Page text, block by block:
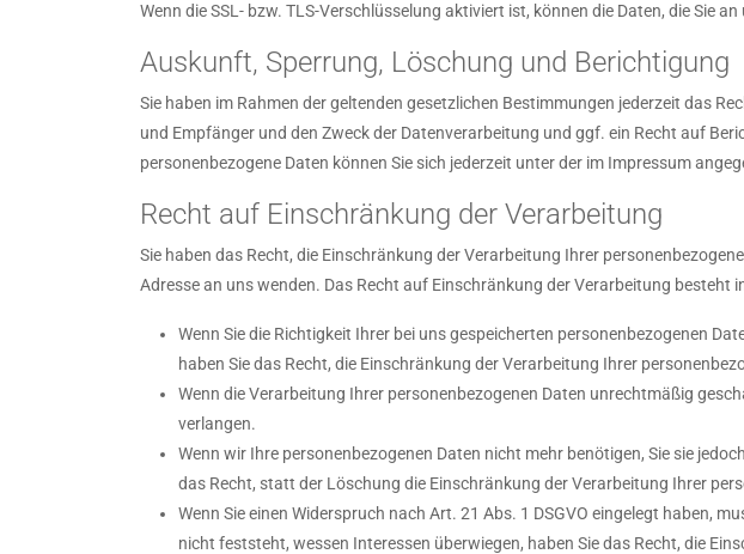
Wenn die SSL- bzw. TLS-Verschlüsselung aktiviert ist, können die Daten, die Sie
Auskunft, Sperrung, Löschung und Berichtigung
Sie haben im Rahmen der geltenden gesetzlichen Bestimmungen jederzeit das
und Empfänger und den Zweck der Datenverarbeitung und ggf. ein Recht auf
personenbezogene Daten können Sie sich jederzeit unter der im Impressum
Recht auf Einschränkung der Verarbeitung
Sie haben das Recht, die Einschränkung der Verarbeitung Ihrer
Adresse an uns wenden. Das Recht auf Einschränkung der Verarbeitung besteht
Wenn Sie die Richtigkeit Ihrer bei uns gespeicherten personenbezogenen
haben Sie das Recht, die Einschränkung der Verarbeitung Ihrer
Wenn die Verarbeitung Ihrer personenbezogenen Daten unrechtmäßig
verlangen.
Wenn wir Ihre personenbezogenen Daten nicht mehr benötigen, Sie sie
das Recht, statt der Löschung die Einschränkung der Verarbeitung Ihrer
Wenn Sie einen Widerspruch nach Art. 21 Abs. 1 DSGVO eingelegt haben,
nicht feststeht, wessen Interessen überwiegen, haben Sie das Recht, die